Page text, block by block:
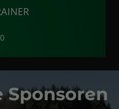
Sponsoren